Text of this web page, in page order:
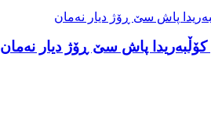
کۆڵبەریدا پاش سێ ڕۆژ دیار نەمان